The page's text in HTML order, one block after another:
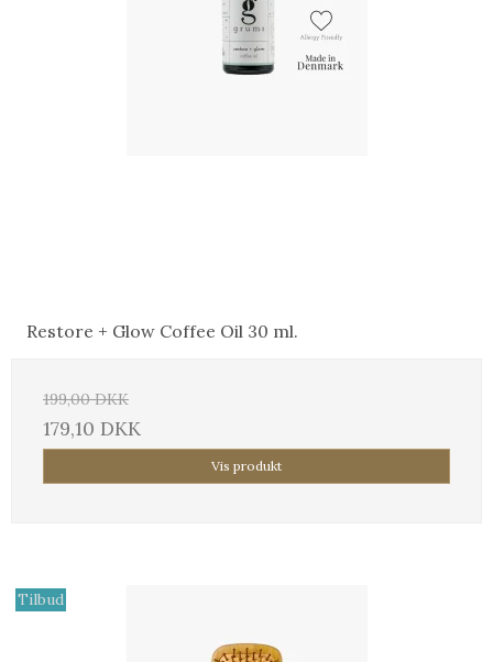
Restore + Glow Coffee Oil 30 ml.
199,00 DKK
179,10 DKK
Vis produkt
Tilbud